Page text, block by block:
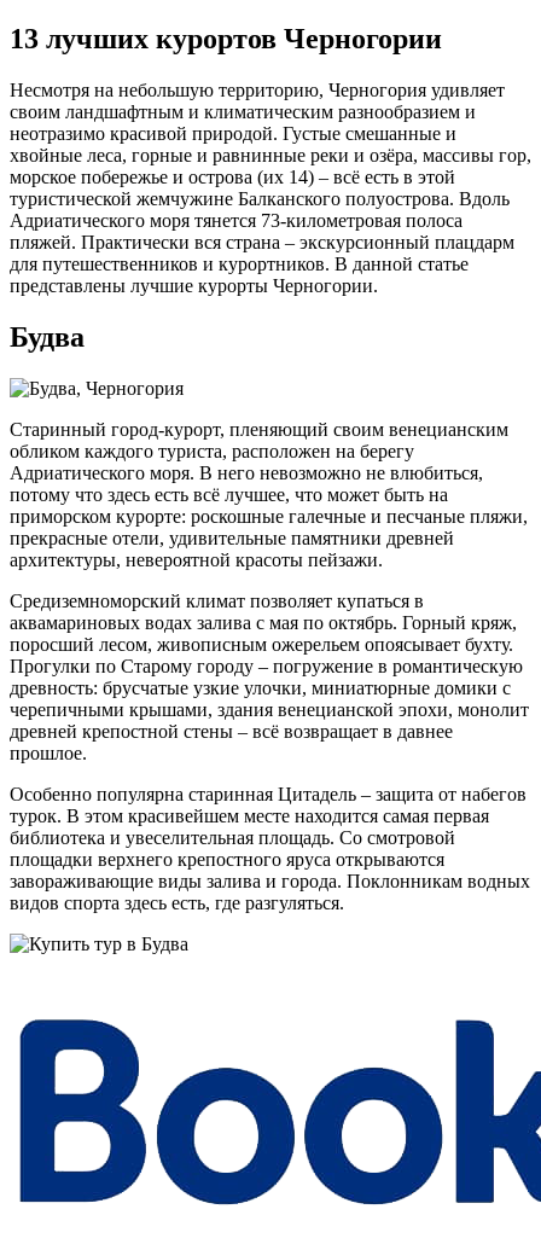
13 лучших курортов Черногории
Несмотря на небольшую территорию, Черногория удивляет
своим ландшафтным и климатическим разнообразием и
неотразимо красивой природой. Густые смешанные и
хвойные леса, горные и равнинные реки и озёра, массивы гор,
морское побережье и острова (их 14) – всё есть в этой
туристической жемчужине Балканского полуострова. Вдоль
Адриатического моря тянется 73-километровая полоса
пляжей. Практически вся страна – экскурсионный плацдарм
для путешественников и курортников. В данной статье
представлены лучшие курорты Черногории.
Будва
Старинный город-курорт, пленяющий своим венецианским
обликом каждого туриста, расположен на берегу
Адриатического моря. В него невозможно не влюбиться,
потому что здесь есть всё лучшее, что может быть на
приморском курорте: роскошные галечные и песчаные пляжи,
прекрасные отели, удивительные памятники древней
архитектуры, невероятной красоты пейзажи.
Средиземноморский климат позволяет купаться в
аквамариновых водах залива с мая по октябрь. Горный кряж,
поросший лесом, живописным ожерельем опоясывает бухту.
Прогулки по Старому городу – погружение в романтическую
древность: брусчатые узкие улочки, миниатюрные домики с
черепичными крышами, здания венецианской эпохи, монолит
древней крепостной стены – всё возвращает в давнее
прошлое.
Особенно популярна старинная Цитадель – защита от набегов
турок. В этом красивейшем месте находится самая первая
библиотека и увеселительная площадь. Со смотровой
площадки верхнего крепостного яруса открываются
завораживающие виды залива и города. Поклонникам водных
видов спорта здесь есть, где разгуляться.